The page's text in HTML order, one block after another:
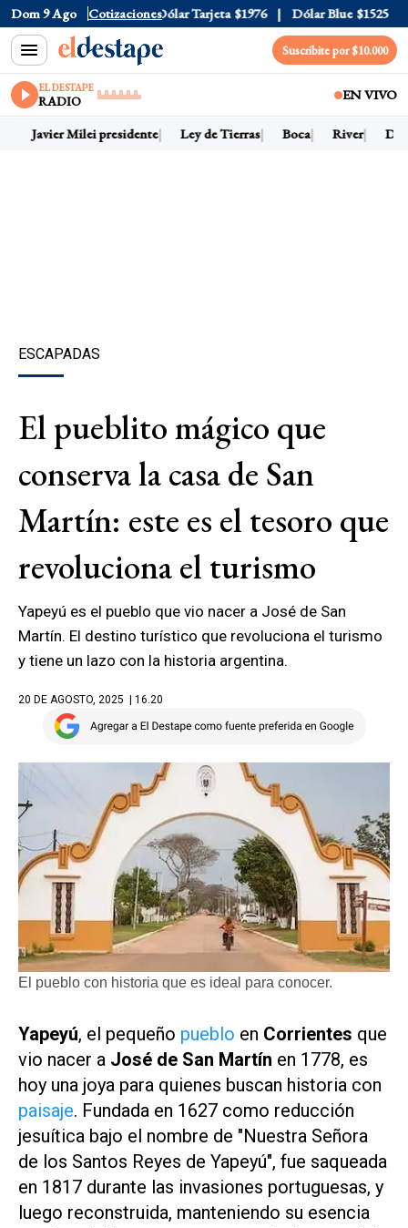
Dom 9 Ago Cotizaciones
Oficial $1520 Dólar Tarjeta $1976 Dólar Blue $1525
Suscribite por $10.000
EL DESTAPE
RADIO EN VIVO
Javier Milei presidente Ley de Tierras Boca River
ESCAPADAS
El pueblito mágico que
conserva la casa de San
Martín: este es el tesoro que
revoluciona el turismo
Yapeyú es el pueblo que vio nacer a José de San
Martín. El destino turístico que revoluciona el turismo
y tiene un lazo con la historia argentina.
20 DE AGOSTO, 2025 | 16.20
El pueblo con historia que es ideal para conocer.
Yapeyú, el pequeño pueblo en Corrientes que
vio nacer a José de San Martín en 1778, es
hoy una joya para quienes buscan historia con
paisaje. Fundada en 1627 como reducción
jesuítica bajo el nombre de "Nuestra Señora
de los Santos Reyes de Yapeyú", fue saqueada
en 1817 durante las invasiones portuguesas, y
luego reconstruida, manteniendo su esencia